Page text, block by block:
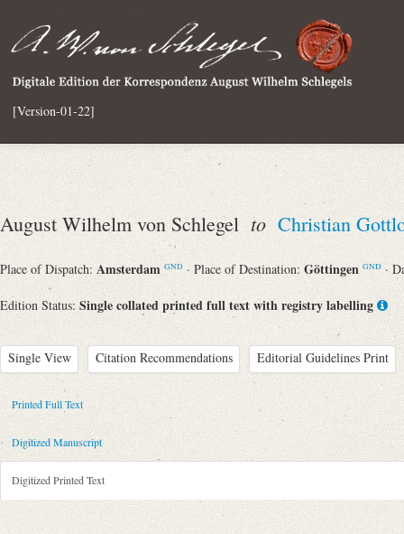
[Version-01-22]
August Wilhelm von Schlegel to Christian
Place of Dispatch: Amsterdam GND · Place of Destination: Göttingen GND ·
Edition Status: Single collated printed full text with registry labelling
Single View Citation Recommendations Editorial Guidelines Print
Metadata Concerning Header
Sender: August Wilhelm von Schlegel
Recipient: Christian Gottlob Heyne
Place of Dispatch: Amsterdam
Place of Destination: Göttingen
Printed Full Text
Digitized Manuscript
Digitized Printed Text